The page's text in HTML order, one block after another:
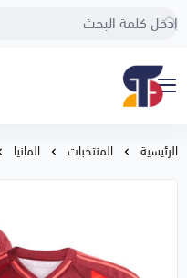
Sport Touch
الرئيسية المنتخبات المانيا